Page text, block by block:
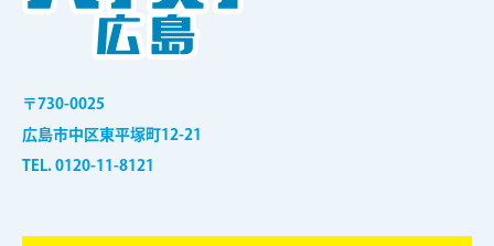
〒730-0025
広島市中区東平塚町12-21
TEL. 0120-11-8121